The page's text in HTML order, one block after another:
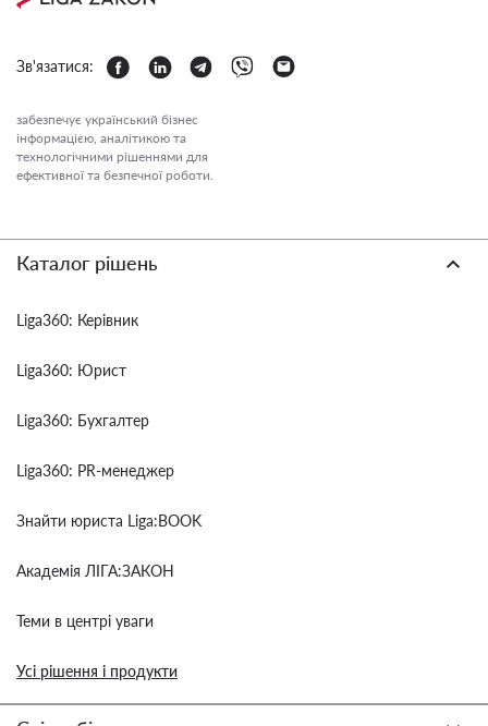
Зв'язатися:
забезпечує український бізнес
інформацією, аналітикою та
технологічними рішеннями для
ефективної та безпечної роботи.
Каталог рішень
Liga360: Керівник
Liga360: Юрист
Liga360: Бухгалтер
Liga360: PR-менеджер
Знайти юриста Liga:BOOK
Академія ЛІГА:ЗАКОН
Теми в центрі уваги
Усі рішення і продукти